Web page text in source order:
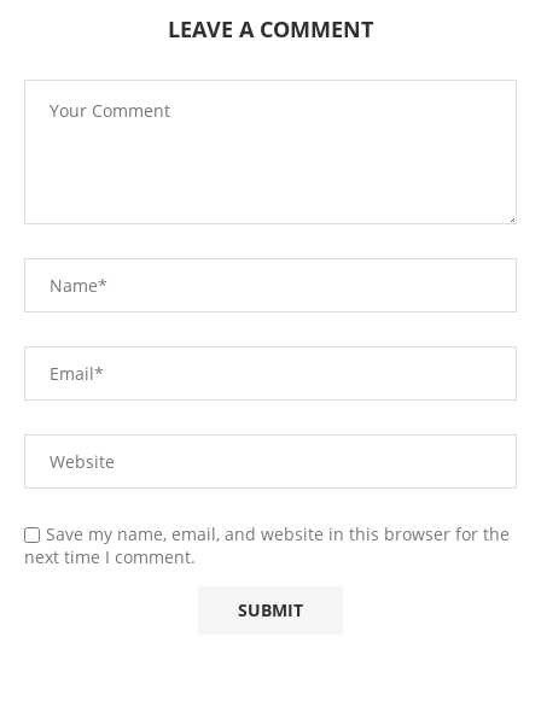
LEAVE A COMMENT
Save my name, email, and website in this browser for the
next time I comment.